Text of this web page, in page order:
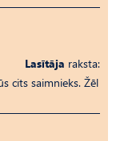
Lasītāja raksta:
cits saimnieks. Žēl